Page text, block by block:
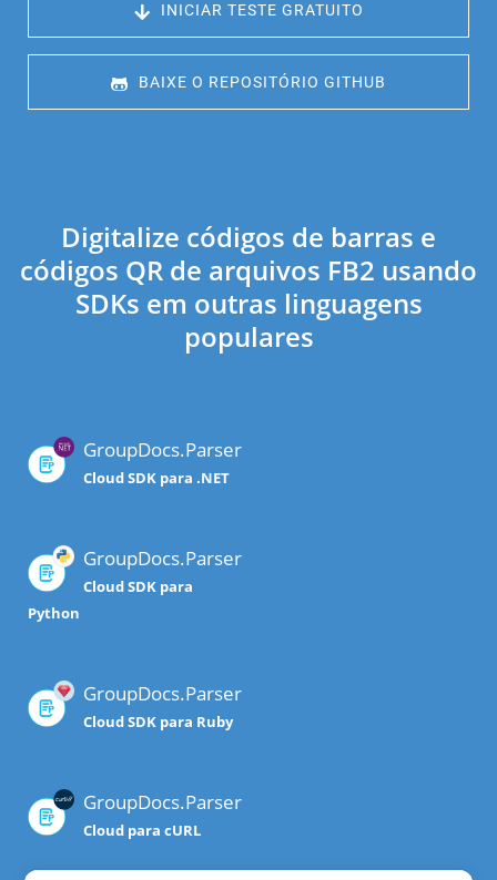
INICIAR TESTE GRATUITO
BAIXE O REPOSITÓRIO GITHUB
Digitalize códigos de barras e
códigos QR de arquivos FB2 usando
SDKs em outras linguagens
populares
GroupDocs.Parser
Cloud SDK para .NET
GroupDocs.Parser
Cloud SDK para
Python
GroupDocs.Parser
Cloud SDK para Ruby
GroupDocs.Parser
Cloud para cURL